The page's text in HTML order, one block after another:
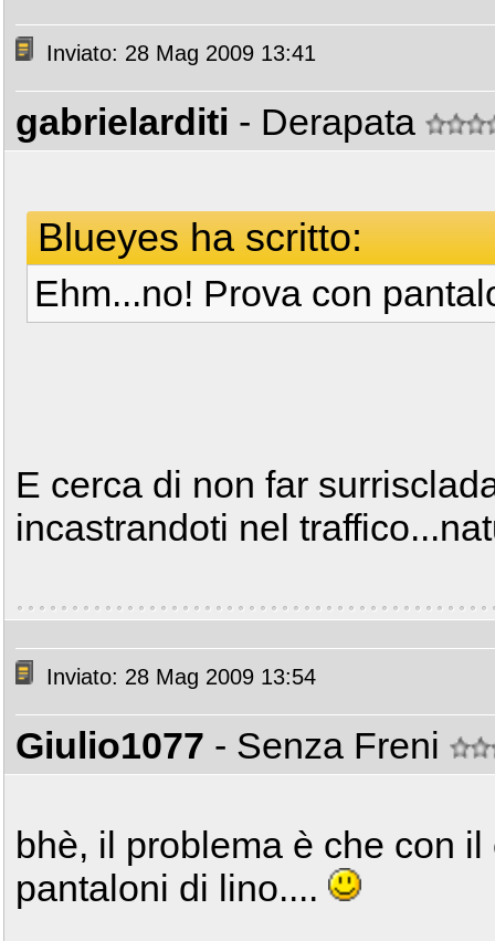
Inviato: 28 Mag 2009 13:41
gabrielarditi - Derapata
Blueyes ha scritto:
Ehm...no! Prova con
E cerca di non far
incastrandoti nel
Inviato: 28 Mag 2009 13:54
Giulio1077 - Senza Freni
bhè, il problema è che con
pantaloni di lino....